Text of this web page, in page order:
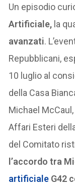
Un episodio
Artificiale, la
avanzati.
Repubblicani,
10 luglio al
della Casa
Michael
Affari Esteri
del Comitato
l’accordo tra
artificiale G42